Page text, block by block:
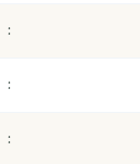
:
:
: